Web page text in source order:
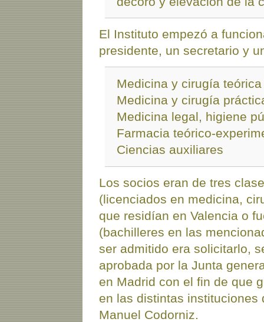
El Instituto empezó a
presidente, un secretario y
Medicina y cirugía teórica
Medicina y cirugía
Medicina legal, higiene
Farmacia teórico-
Ciencias auxiliares
Los socios eran de tres
(licenciados en medicina,
que residían en Valencia o
(bachilleres en las
ser admitido era solicitarlo,
aprobada por la Junta
en Madrid con el fin de que
en las distintas instituciones
Manuel Codorniz.